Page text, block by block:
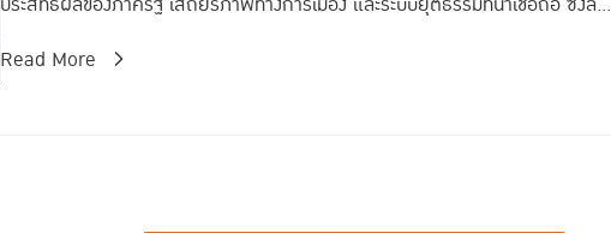
Read More